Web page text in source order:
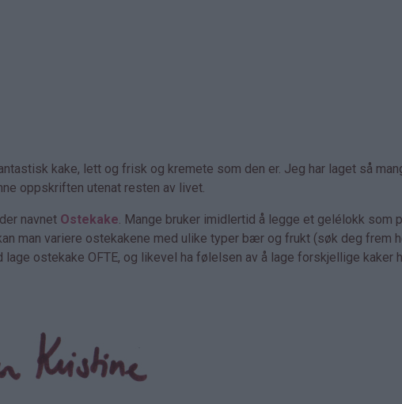
kake, lett og frisk og kremete som den er. Jeg har laget så
oppskriften utenat resten av livet.
navnet Ostekake. Mange bruker imidlertid å legge et gelélokk som
man variere ostekakene med ulike typer bær og frukt (søk deg frem
lage ostekake OFTE, og likevel ha følelsen av å lage forskjellige kaker